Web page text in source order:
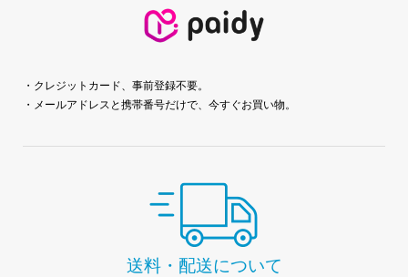
・クレジットカード、事前登録不要。
・メールアドレスと携帯番号だけで、今すぐお買い物。
送料・配送について